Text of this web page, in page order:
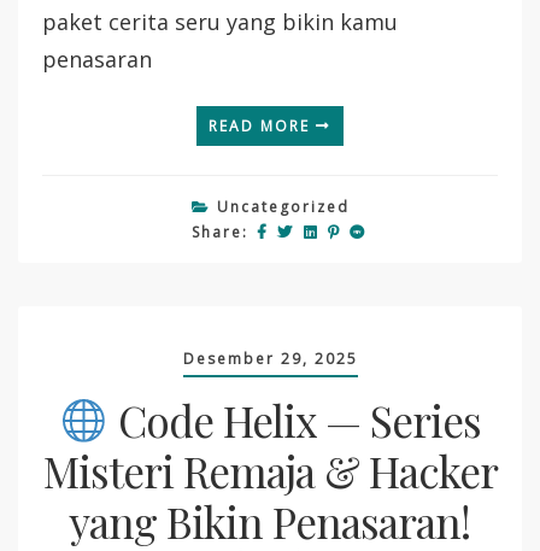
paket cerita seru yang bikin kamu
penasaran
READ MORE
Uncategorized
Share:
Desember 29, 2025
Code Helix — Series
Misteri Remaja & Hacker
yang Bikin Penasaran!